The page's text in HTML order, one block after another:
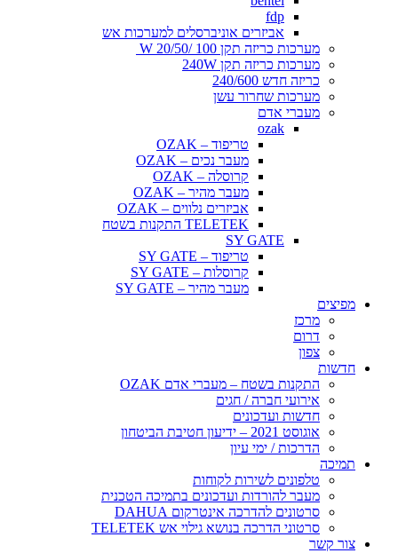
fdp
אביזרים אוניברסלים למערכות אש
מערכות כריזה תקן 100 /20/50 W
מערכות כריזה תקן 240W
כריזה חדש 240/600
מערכות שחרור עשן
מעברי אדם
ozak
טריפוד – OZAK
מעבר נכים – OZAK
קרוסלה – OZAK
מעבר מהיר – OZAK
אביזרים נלווים – OZAK
TELETEK התקנות בשטח
SY GATE
טריפוד – SY GATE
קרוסלות – SY GATE
מעבר מהיר – SY GATE
מפיצים
מרכז
דרום
צפון
חדשות
התקנות בשטח – מעברי אדם OZAK
אירועי חברה / חגים
חדשות ועדכונים
אוגוסט 2021 – ידיעון חטיבת הביטחון
הדרכות / ימי עיון
תמיכה
טלפונים לשירות לקוחות
מעבר להורדות ועדכונים בתמיכה הטכנית
סרטונים להדרכה אינטרקום DAHUA
סרטוני הדרכה בנושא גילוי אש TELETEK
צור קשר